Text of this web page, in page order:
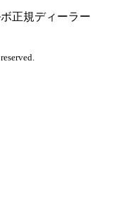
正規ディーラー